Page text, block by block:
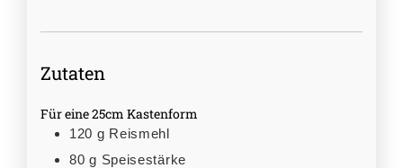
Zutaten
Für eine 25cm Kastenform
120 g Reismehl
80 g Speisestärke